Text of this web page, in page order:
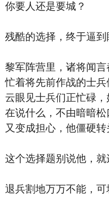
你要人还是要城？
残酷的选择，终于逼到
黎军阵营里，诸将闻
忙着将先前作战的士
云眼见士兵们正忙碌
在说什么，不由暗暗
又变成担心，他僵硬转
这个选择题别说他，就
退兵割地万万不能，